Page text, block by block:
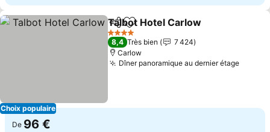
Choix populaire
PartagerAjouter à mes favoris
Talbot Hotel Carlow
4 Étoiles
8,4 Très bien
7 424
Carlow
Dîner panoramique au dernier étage
De 96 €